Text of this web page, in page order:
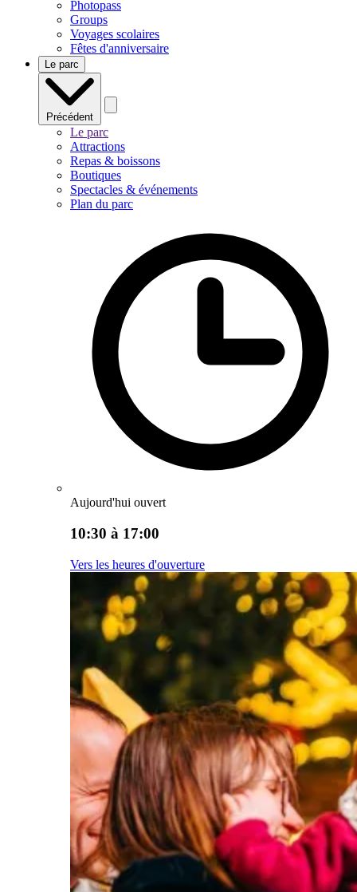
Photopass
Groups
Voyages scolaires
Fêtes d'anniversaire
Le parc
Précédent
Le parc
Attractions
Repas & boissons
Boutiques
Spectacles & événements
Plan du parc
Aujourd'hui ouvert
10:30 à 17:00
Vers les heures d'ouverture